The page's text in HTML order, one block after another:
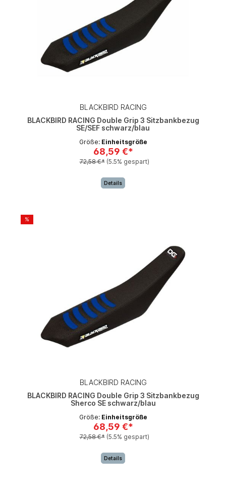
BLACKBIRD RACING
BLACKBIRD RACING Double Grip 3 Sitzbankbezug
SE/SEF schwarz/blau
Größe: Einheitsgröße
68,59 €*
72,58 €* (5.5% gespart)
Details
%
BLACKBIRD RACING
BLACKBIRD RACING Double Grip 3 Sitzbankbezug
Sherco SE schwarz/blau
Größe: Einheitsgröße
68,59 €*
72,58 €* (5.5% gespart)
Details